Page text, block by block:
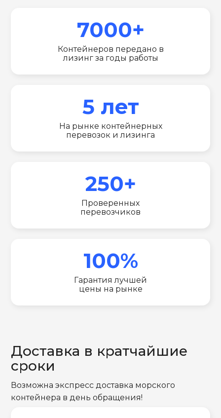
7000+
Контейнеров передано в
лизинг за годы работы
5 лет
На рынке контейнерных
перевозок и лизинга
250+
Проверенных
перевозчиков
100%
Гарантия лучшей
цены на рынке
Доставка в кратчайшие
сроки
Возможна экспресс доставка морского
контейнера в день обращения!